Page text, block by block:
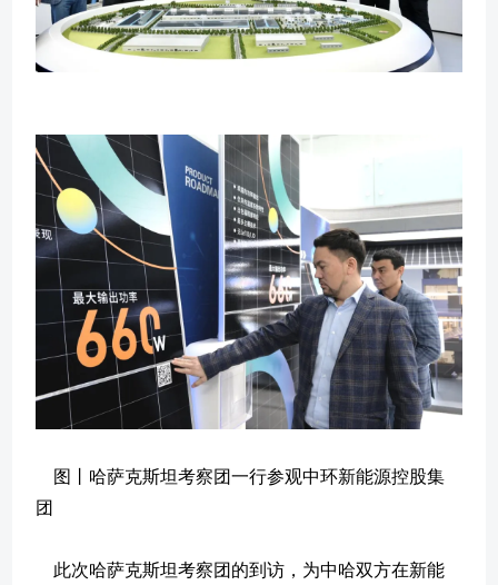
图丨哈萨克斯坦考察团一行参观中环新能源控股集
团
此次哈萨克斯坦考察团的到访，为中哈双方在新能